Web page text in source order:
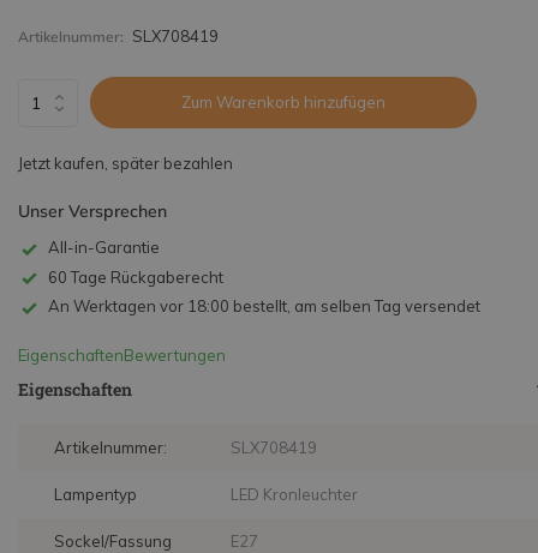
Artikelnummer: SLX708419
Zum Warenkorb hinzufügen
Jetzt kaufen, später bezahlen
Unser Versprechen
All-in-Garantie
60 Tage Rückgaberecht
An Werktagen vor 18:00 bestellt, am selben Tag versendet
EigenschaftenBewertungen
Eigenschaften
Artikelnummer: SLX708419
Lampentyp LED Kronleuchter
Sockel/Fassung E27